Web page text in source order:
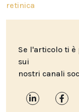
retinica
Se l'articolo ti
sui
nostri canali